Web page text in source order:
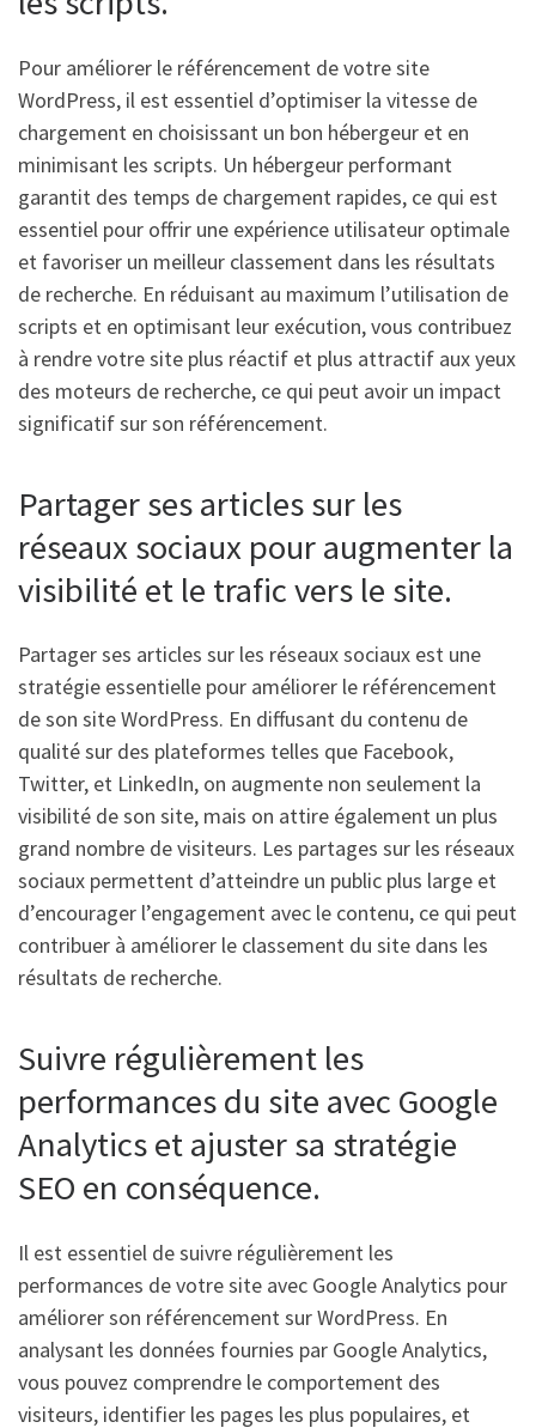
Pour améliorer le référencement de votre site
WordPress, il est essentiel d’optimiser la vitesse de
chargement en choisissant un bon hébergeur et en
minimisant les scripts. Un hébergeur performant
garantit des temps de chargement rapides, ce qui est
essentiel pour offrir une expérience utilisateur optimale
et favoriser un meilleur classement dans les résultats
de recherche. En réduisant au maximum l’utilisation de
scripts et en optimisant leur exécution, vous contribuez
à rendre votre site plus réactif et plus attractif aux yeux
des moteurs de recherche, ce qui peut avoir un impact
significatif sur son référencement.
Partager ses articles sur les
réseaux sociaux pour augmenter la
visibilité et le trafic vers le site.
Partager ses articles sur les réseaux sociaux est une
stratégie essentielle pour améliorer le référencement
de son site WordPress. En diffusant du contenu de
qualité sur des plateformes telles que Facebook,
Twitter, et LinkedIn, on augmente non seulement la
visibilité de son site, mais on attire également un plus
grand nombre de visiteurs. Les partages sur les réseaux
sociaux permettent d’atteindre un public plus large et
d’encourager l’engagement avec le contenu, ce qui peut
contribuer à améliorer le classement du site dans les
résultats de recherche.
Suivre régulièrement les
performances du site avec Google
Analytics et ajuster sa stratégie
SEO en conséquence.
Il est essentiel de suivre régulièrement les
performances de votre site avec Google Analytics pour
améliorer son référencement sur WordPress. En
analysant les données fournies par Google Analytics,
vous pouvez comprendre le comportement des
visiteurs, identifier les pages les plus populaires, et